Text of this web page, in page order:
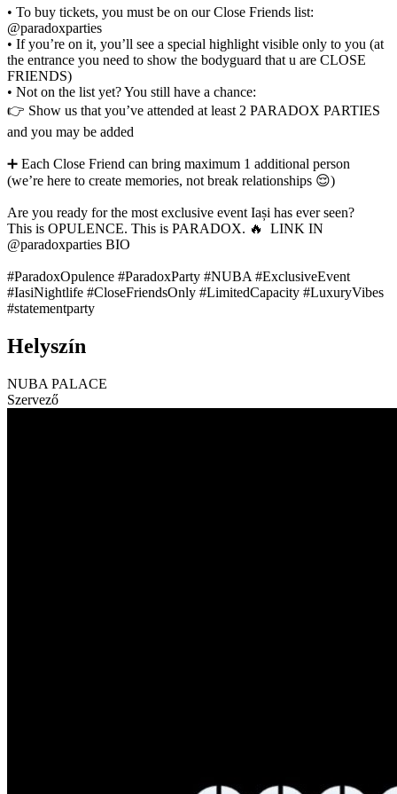
• To buy tickets, you must be on our Close Friends list:
@paradoxparties
• If you’re on it, you’ll see a special highlight visible only to you (at
the entrance you need to show the bodyguard that u are CLOSE
FRIENDS)
• Not on the list yet? You still have a chance:
👉 Show us that you’ve attended at least 2 PARADOX PARTIES
and you may be added
➕ Each Close Friend can bring maximum 1 additional person
(we’re here to create memories, not break relationships 😌)
Are you ready for the most exclusive event Iași has ever seen?
This is OPULENCE. This is PARADOX. 🔥 LINK IN
@paradoxparties BIO
#ParadoxOpulence #ParadoxParty #NUBA #ExclusiveEvent
#IasiNightlife #CloseFriendsOnly #LimitedCapacity #LuxuryVibes
#statementparty
Helyszín
NUBA PALACE
Szervező